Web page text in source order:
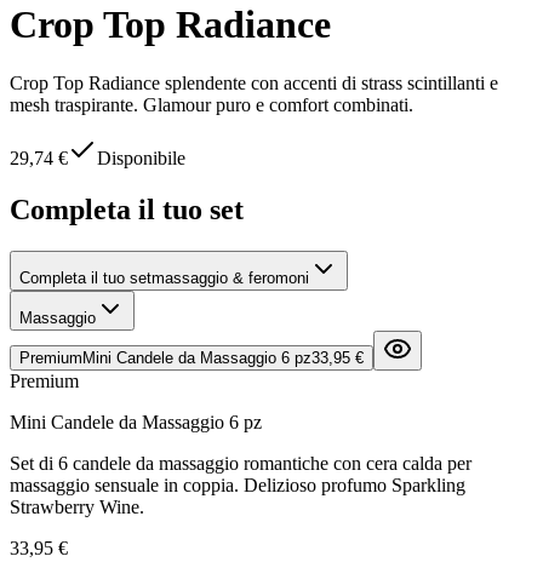
Crop Top Radiance
Crop Top Radiance splendente con accenti di strass scintillanti e
mesh traspirante. Glamour puro e comfort combinati.
29,74 € Disponibile
Completa il tuo set
Completa il tuo setmassaggio & feromoni
Massaggio
Premium Mini Candele da Massaggio 6 pz33,95 €
Premium
Mini Candele da Massaggio 6 pz
Set di 6 candele da massaggio romantiche con cera calda per
massaggio sensuale in coppia. Delizioso profumo Sparkling
Strawberry Wine.
33,95 €